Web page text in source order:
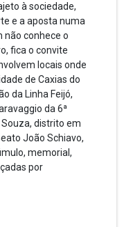
à sociedade,
e a aposta numa
não conhece o
fica o convite
locais onde
de Caxias do
da Linha Feijó,
da 6ª
Souza, distrito em
João Schiavo,
memorial,
por